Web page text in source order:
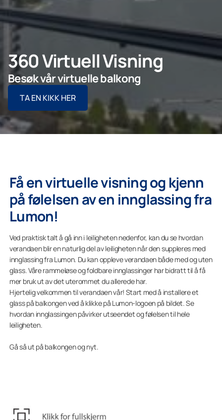
Bedrift
Lumon Konsern
360 Virtuell Visning
Besøk vår virtuelle balkong
TA EN KIKK HER
Få en virtuelle visning og kjenn
på følelsen av en innglassing fra
Lumon!
Ved praktisk talt å gå inn i leiligheten nedenfor, kan du se hvordan
verandaen blir en naturlig del av leiligheten når den suppleres med
innglassing fra Lumon. Du kan oppleve verandaen både med og uten
glass. Våre rammeløse og foldbare innglassinger har bidratt til å få
mer bruk ut av det uterommet du allerede har.
Hjertelig velkommen til verandaen vår! Start med å installere et
glass på balkongen ved å klikke på Lumon-logoen på bildet. Se
hvordan innglassingen påvirker utseendet og følelsen til hele
leiligheten.
Gå så ut på balkongen og nyt.